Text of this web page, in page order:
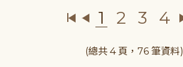
1 2 3 4
(總共 4 頁，76 筆資料)